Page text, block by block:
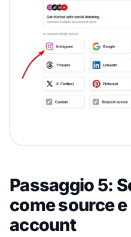
Passaggio 5:
come source
account